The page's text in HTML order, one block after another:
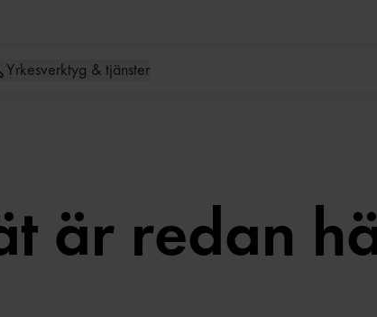
Yrkesverktyg & tjänster
är redan